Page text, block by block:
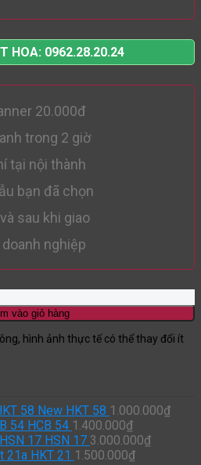
HOA: 0962.28.20.24
20.000đ
trong 2 giờ
tại nội thành
bạn đã chọn
sau khi giao
nghiệp
vào giỏ hàng
hình ảnh thực tế có thể thay đổi ít
HKT 58 1.000.000₫
HCB 54 1.400.000₫
HSN 17 3.000.000₫
HKT 21 1.500.000₫